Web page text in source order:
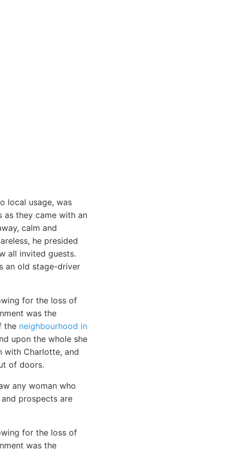
local usage, was
as they came with an
calm and
he presided
all invited guests.
an old stage-driver
for the loss of
was the
the neighbourhood in
upon the whole she
with Charlotte, and
of doors.
any woman who
prospects are
for the loss of
was the